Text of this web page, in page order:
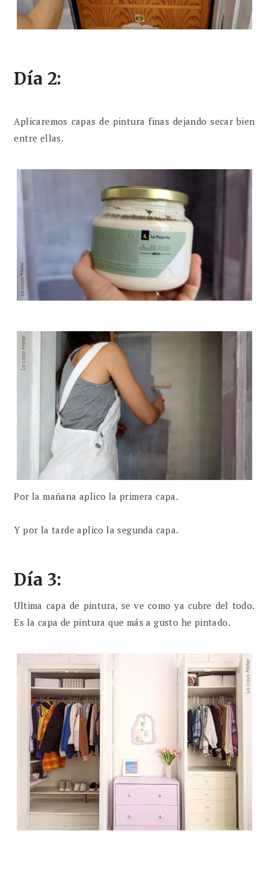
Día 2:
Aplicaremos capas de pintura finas dejando secar bien
entre ellas.
Por la mañana aplico la primera capa.
Y por la tarde aplico la segunda capa.
Día 3:
Ultima capa de pintura, se ve como ya cubre del todo.
Es la capa de pintura que más a gusto he pintado.